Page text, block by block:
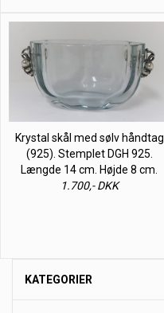
Krystal skål med sølv håndtag
(925). Stemplet DGH 925.
Længde 14 cm. Højde 8 cm.
1.700,- DKK
KATEGORIER